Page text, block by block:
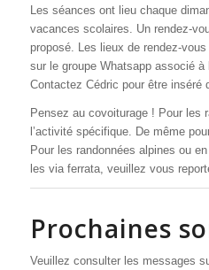
Les séances ont lieu chaque
vacances scolaires. Un rendez-
proposé. Les lieux de rendez-
sur le groupe Whatsapp associé à
Contactez Cédric pour être inséré
Pensez au covoiturage ! Pour les
l’activité spécifique. De même
Pour les randonnées alpines ou
les via ferrata, veuillez vous
Prochaines
Veuillez consulter les messages